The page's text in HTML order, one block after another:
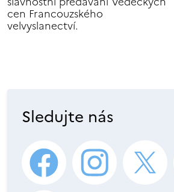
cen Francouzského
velvyslanectví.
Sledujte nás